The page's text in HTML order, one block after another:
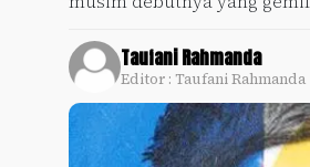
Taufani Rahmanda
Editor : Taufani Rahmanda
SKOR
Kami